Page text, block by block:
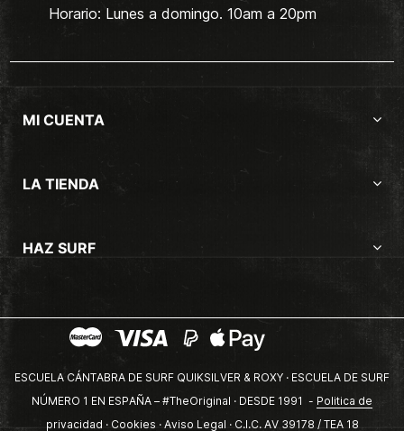
Horario: Lunes a domingo. 10am a 20pm
MI CUENTA
LA TIENDA
HAZ SURF
ESCUELA CÁNTABRA DE SURF QUIKSILVER & ROXY · ESCUELA DE SURF
NÚMERO 1 EN ESPAÑA – #TheOriginal · DESDE 1991 - Politica de
privacidad · Cookies · Aviso Legal · C.I.C. AV 39178 / TEA 18